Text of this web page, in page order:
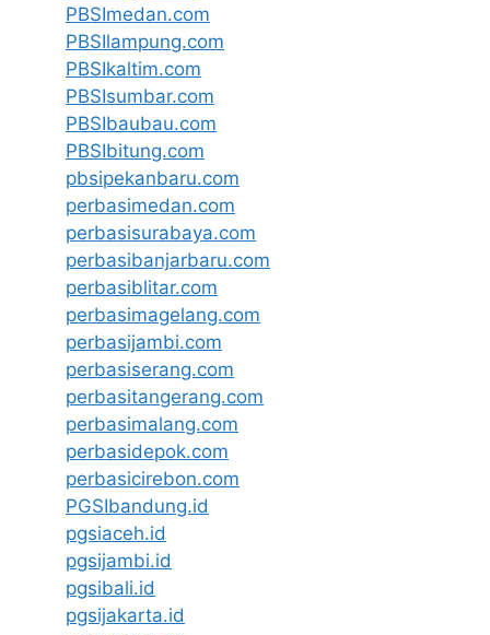
PBSImedan.com
PBSIlampung.com
PBSIkaltim.com
PBSIsumbar.com
PBSIbaubau.com
PBSIbitung.com
pbsipekanbaru.com
perbasimedan.com
perbasisurabaya.com
perbasibanjarbaru.com
perbasiblitar.com
perbasimagelang.com
perbasijambi.com
perbasiserang.com
perbasitangerang.com
perbasimalang.com
perbasidepok.com
perbasicirebon.com
PGSIbandung.id
pgsiaceh.id
pgsijambi.id
pgsibali.id
pgsijakarta.id